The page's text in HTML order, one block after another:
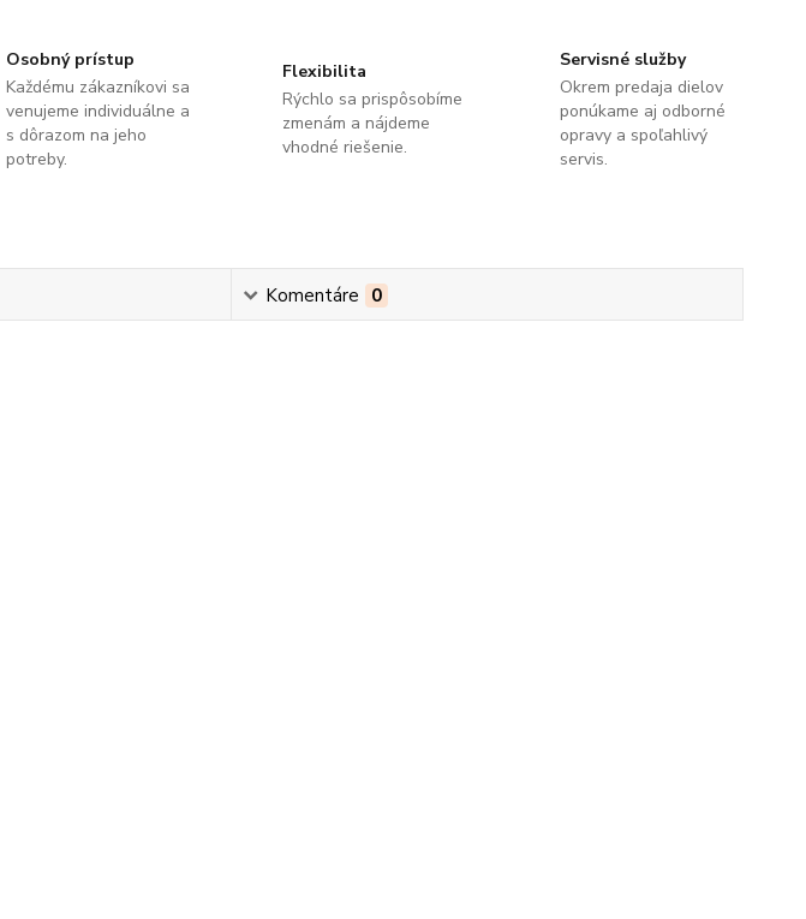
Osobný prístup
Každému zákazníkovi sa
venujeme individuálne a
s dôrazom na jeho
potreby.
Flexibilita
Rýchlo sa prispôsobíme
zmenám a nájdeme
vhodné riešenie.
Servisné služby
Okrem predaja dielov
ponúkame aj odborné
opravy a spoľahlivý
servis.
Komentáre 0